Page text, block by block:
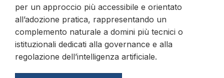
per un approccio più accessibile e orientato
all’adozione pratica, rappresentando un
complemento naturale a domini più tecnici o
istituzionali dedicati alla governance e alla
regolazione dell’intelligenza artificiale.